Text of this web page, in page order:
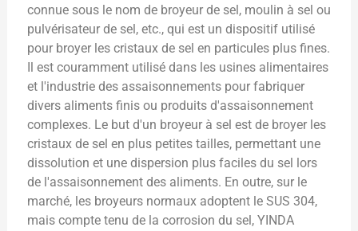
connue sous le nom de broyeur de sel, moulin à sel ou
pulvérisateur de sel, etc., qui est un dispositif utilisé
pour broyer les cristaux de sel en particules plus fines.
Il est couramment utilisé dans les usines alimentaires
et l'industrie des assaisonnements pour fabriquer
divers aliments finis ou produits d'assaisonnement
complexes. Le but d'un broyeur à sel est de broyer les
cristaux de sel en plus petites tailles, permettant une
dissolution et une dispersion plus faciles du sel lors
de l'assaisonnement des aliments. En outre, sur le
marché, les broyeurs normaux adoptent le SUS 304,
mais compte tenu de la corrosion du sel, YINDA